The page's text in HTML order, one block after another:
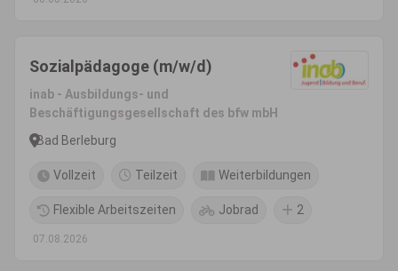
Sozialpädagoge (m/w/d)
inab - Ausbildungs- und
Beschäftigungsgesellschaft des bfw mbH
Bad Berleburg
Vollzeit Teilzeit Weiterbildungen
Flexible Arbeitszeiten Jobrad 2
07.08.2026